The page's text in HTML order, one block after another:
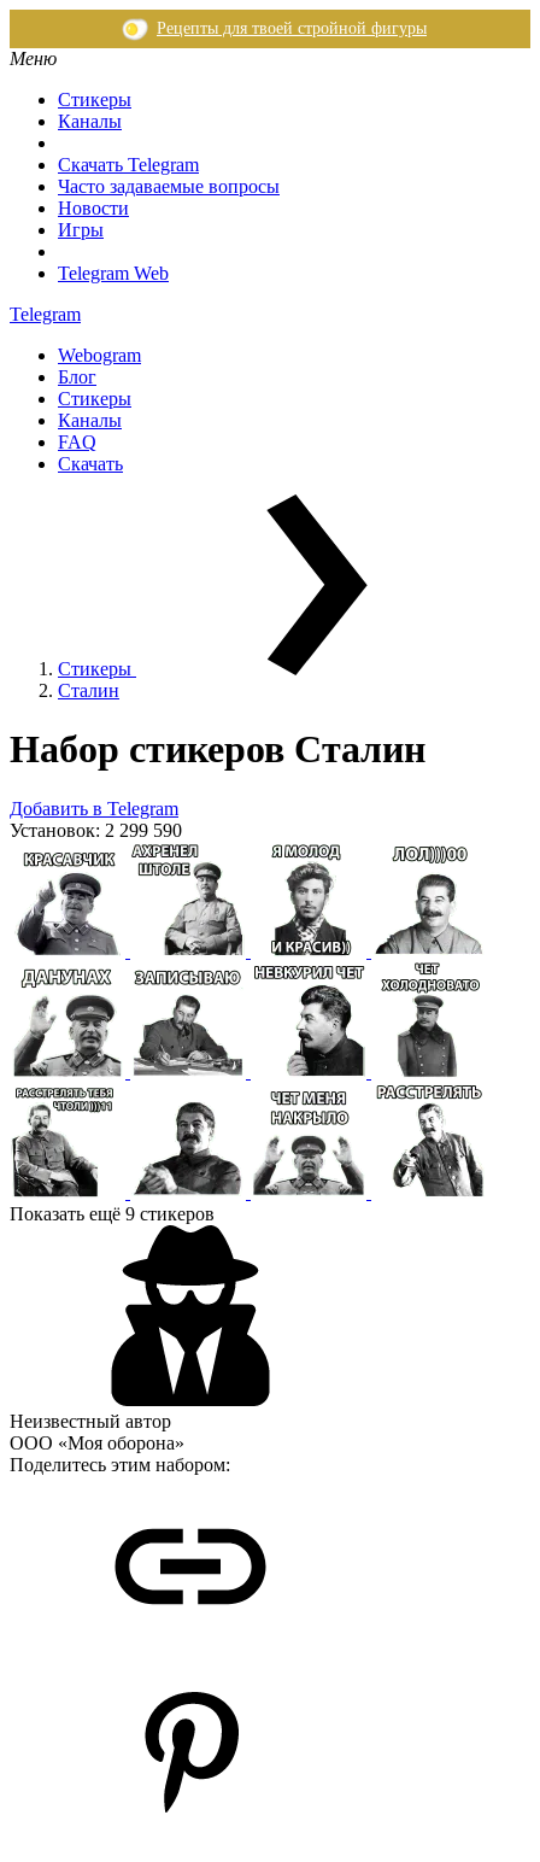
Рецепты для твоей стройной фигуры
Меню
Стикеры
Каналы
Скачать Telegram
Часто задаваемые вопросы
Новости
Игры
Telegram Web
Telegram
Webogram
Блог
Стикеры
Каналы
FAQ
Скачать
Стикеры
Сталин
Набор стикеров Сталин
Добавить в Telegram
Установок: 2 299 590
Показать ещё 9 стикеров
Неизвестный автор
ООО «Моя оборона»
Поделитесь этим набором: